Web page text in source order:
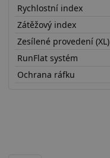
Rychlostní index
Zátěžový index
Zesílené provedení (XL)
RunFlat systém
Ochrana ráfku